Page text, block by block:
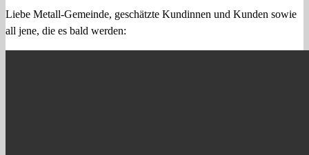
Liebe Metall‑Gemeinde, geschätzte Kundinnen und Kunden sowie
all jene, die es bald werden: